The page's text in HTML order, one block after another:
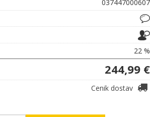
037447000607
22 %
244,99 €
Cenik dostav